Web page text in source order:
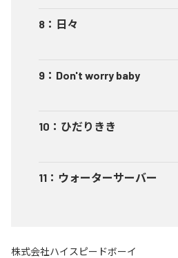
8 ： 日々
9 ： Don't worry baby
10 ： ひだりきき
11 ： ウォーターサーバー
株式会社ハイスピードボーイ